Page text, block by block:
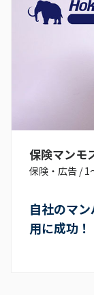
保険マンモ
保険・広告 /1
自社のマ
用に成功！